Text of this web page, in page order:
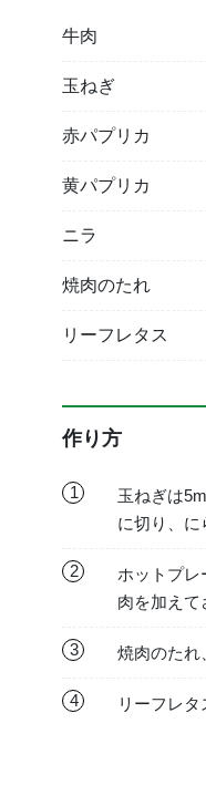
牛肉
玉ねぎ
赤パプリカ
黄パプリカ
ニラ
焼肉のたれ
リーフレタス
作り方
1
玉ねぎは
に切り、に
2
ホットプ
肉を加えて
3 焼肉のたれ
4 リーフレタ